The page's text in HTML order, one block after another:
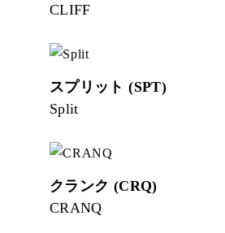
CLIFF
スプリット (SPT)
Split
クランク (CRQ)
CRANQ